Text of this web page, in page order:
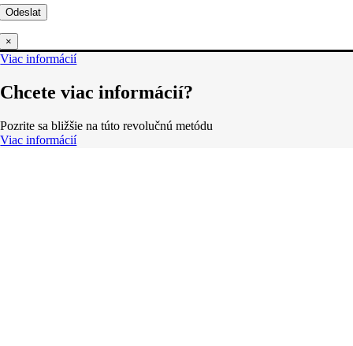
×
Viac informácií
Chcete viac informácií?
Pozrite sa bližšie na túto revolučnú metódu
Viac informácií